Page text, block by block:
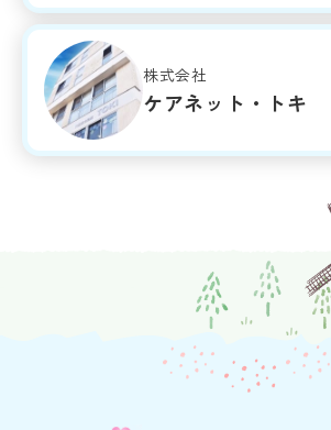
株式会社
ケアネット・トキ